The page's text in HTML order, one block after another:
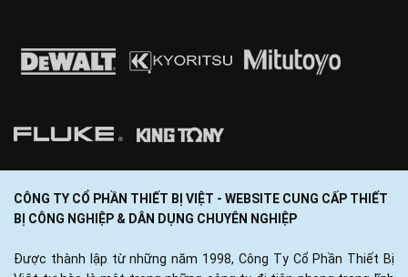
CÔNG TY CỔ PHẦN THIẾT BỊ VIỆT - WEBSITE CUNG CẤP THIẾT
BỊ CÔNG NGHIỆP & DÂN DỤNG CHUYÊN NGHIỆP
Được thành lập từ những năm 1998, Công Ty Cổ Phần Thiết Bị